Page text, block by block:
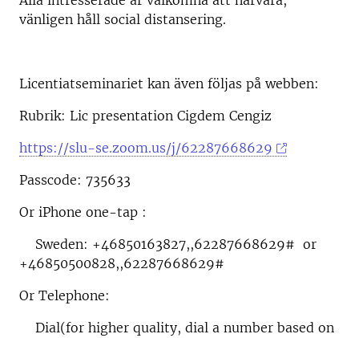
vänligen håll social distansering.
Licentiatseminariet kan även följas på webben:
Rubrik: Lic presentation Cigdem Cengiz
https://slu-se.zoom.us/j/62287668629
Passcode: 735633
Or iPhone one-tap :
Sweden: +46850163827,,62287668629# or
+46850500828,,62287668629#
Or Telephone:
Dial(for higher quality, dial a number based on